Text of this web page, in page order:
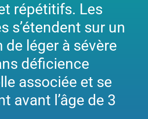
répétitifs. Les
s’étendent sur un
léger à sévère
déficience
associée et se
avant l’âge de 3